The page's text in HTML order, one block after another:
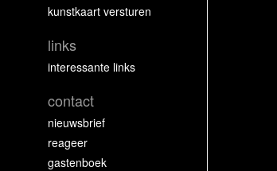
kunstkaart versturen
links
interessante links
contact
nieuwsbrief
reageer
gastenboek